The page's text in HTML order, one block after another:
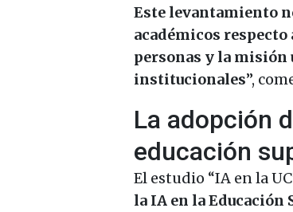
Este levantamiento
académicos
personas y la misión
institucionales”,
La adopción
educación
El estudio “IA en la
la IA en la Educación